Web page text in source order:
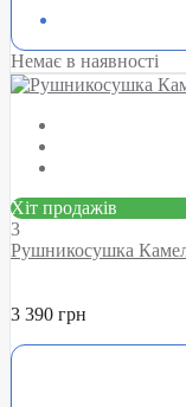
Немає в наявності
Хіт продажів
3
Рушникосушка
3 390 грн